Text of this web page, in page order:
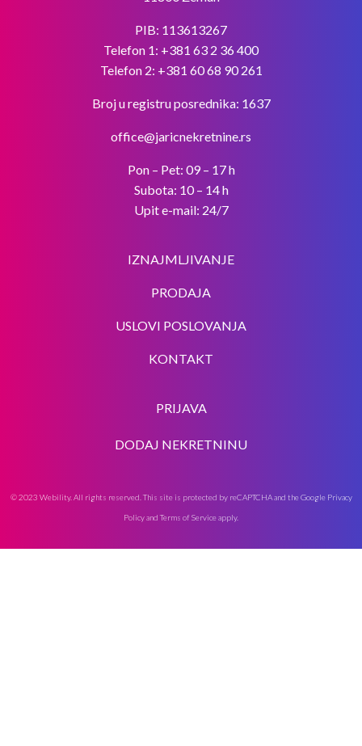
PIB: 113613267
Telefon 1: +381 63 2 36 400
Telefon 2: +381 60 68 90 261
Broj u registru posrednika: 1637
office@jaricnekretnine.rs
Pon – Pet: 09 – 17 h
Subota: 10 – 14 h
Upit e-mail: 24/7
IZNAJMLJIVANJE
PRODAJA
USLOVI POSLOVANJA
KONTAKT
PRIJAVA
DODAJ NEKRETNINU
© 2023 Webility. All rights reserved. This site is protected by reCAPTCHA and the Google Privacy
PolicyandTerms of Serviceapply.